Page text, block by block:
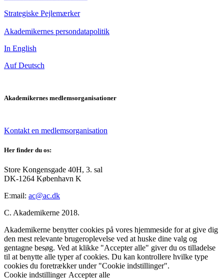
Strategiske Pejlemærker
Akademikernes persondatapolitik
In English
Auf Deutsch
Akademikernes medlemsorganisationer
Kontakt en medlemsorganisation
Her finder du os:
Store Kongensgade 40H, 3. sal
DK-1264 København K
E:mail: ac@ac.dk
C. Akademikerne 2018.
Akademikerne benytter cookies på vores hjemmeside for at give dig
den mest relevante brugeroplevelse ved at huske dine valg og
gentagne besøg. Ved at klikke "Accepter alle" giver du os tilladelse
til at benytte alle typer af cookies. Du kan kontrollere hvilke type
cookies du foretrækker under "Cookie indstillinger".
Cookie indstillinger Accepter alle